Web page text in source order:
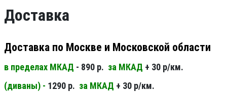
Доставка
Доставка по Москве и Московской области
в пределах МКАД - 890 р. за МКАД + 30 р/км.
(диваны) - 1290 р. за МКАД + 30 р/км.